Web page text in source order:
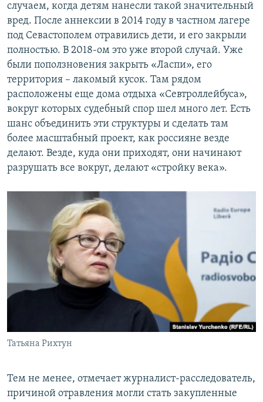
случаем, когда детям нанесли такой значительный
вред. После аннексии в 2014 году в частном лагере
под Севастополем отравились дети, и его закрыли
полностью. В 2018-ом это уже второй случай. Уже
были поползновения закрыть «Ласпи», его
территория – лакомый кусок. Там рядом
расположены еще дома отдыха «Севтроллейбуса»,
вокруг которых судебный спор шел много лет. Есть
шанс объединить эти структуры и сделать там
более масштабный проект, как россияне везде
делают. Везде, куда они приходят, они начинают
разрушать все вокруг, делают «стройку века».
Татьяна Рихтун
Тем не менее, отмечает журналист-расследователь,
причиной отравления могли стать закупленные